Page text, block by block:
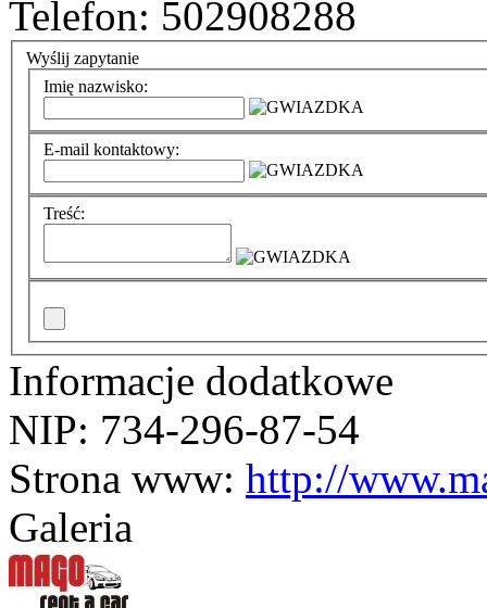
Telefon: 502908288
Wyślij zapytanie
Imię nazwisko:
E-mail kontaktowy:
Treść:
Informacje dodatkowe
NIP: 734-296-87-54
Strona www: http://
Galeria